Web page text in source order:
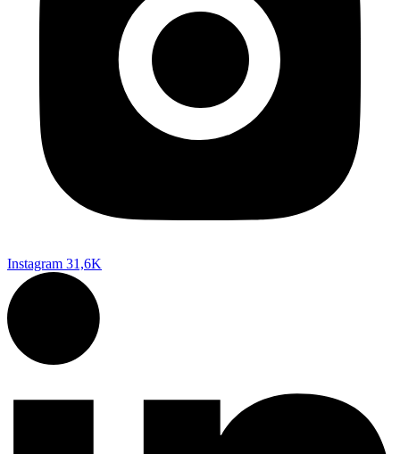
Instagram 31,6K